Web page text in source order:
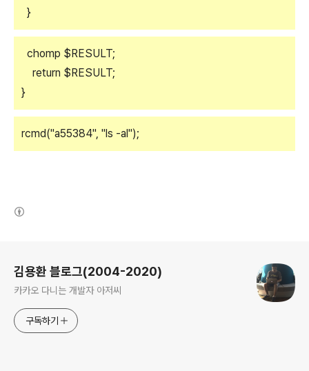
}
chomp $RESULT;
return $RESULT;
}
rcmd("a55384", "ls -al");
김용환 블로그(2004-2020)
카카오 다니는 개발자 아저씨
구독하기